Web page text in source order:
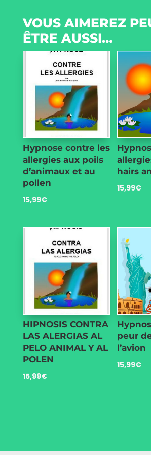
VOUS AIMEREZ
ÊTRE AUSSI…
Hypnose contre les
allergies aux poils
d’animaux et au
pollen
15,99€
hairs
15,99€
HIPNOSIS CONTRA
LAS ALERGIAS AL
PELO ANIMAL Y AL
POLEN
15,99€
peur
l’avion
15,99€